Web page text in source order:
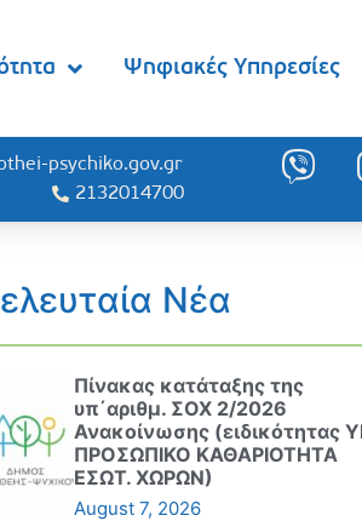
Ψηφιακές Υπηρεσίες
psychiko.gov.gr
2132014700
Νέα
Πίνακας κατάταξης της
υπ΄αριθμ. ΣΟΧ 2/2026
Ανακοίνωσης (ειδικότητας
ΠΡΟΣΩΠΙΚΟ ΚΑΘΑΡΙΟΤΗΤΑ
ΕΣΩΤ. ΧΩΡΩΝ)
August 7, 2026